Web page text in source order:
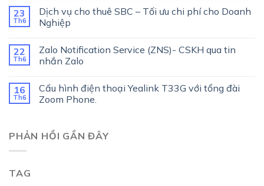
23
Th6
Dịch vụ cho thuê SBC – Tối ưu chi phí cho Doanh
Nghiệp
22
Th6
Zalo Notification Service (ZNS)- CSKH qua tin
nhắn Zalo
16
Th6
Cấu hình điện thoại Yealink T33G với tổng đài
Zoom Phone.
PHẢN HỒI GẦN ĐÂY
TAG